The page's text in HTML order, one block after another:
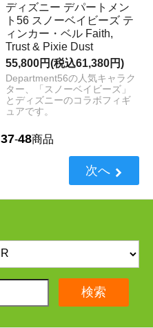
ディズニー デパートメン
ト56 スノーベイビーズ テ
ィンカー・ベル Faith,
Trust & Pixie Dust
55,800円(税込61,380円)
Department56の人気キャラク
ター、「スノーベイビーズ」
とディズニーのコラボフィギ
ュアです。
37-48商品
次へ
検索